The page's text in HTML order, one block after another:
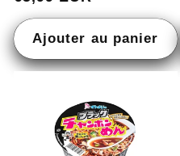
habituel
Ajouter au panier